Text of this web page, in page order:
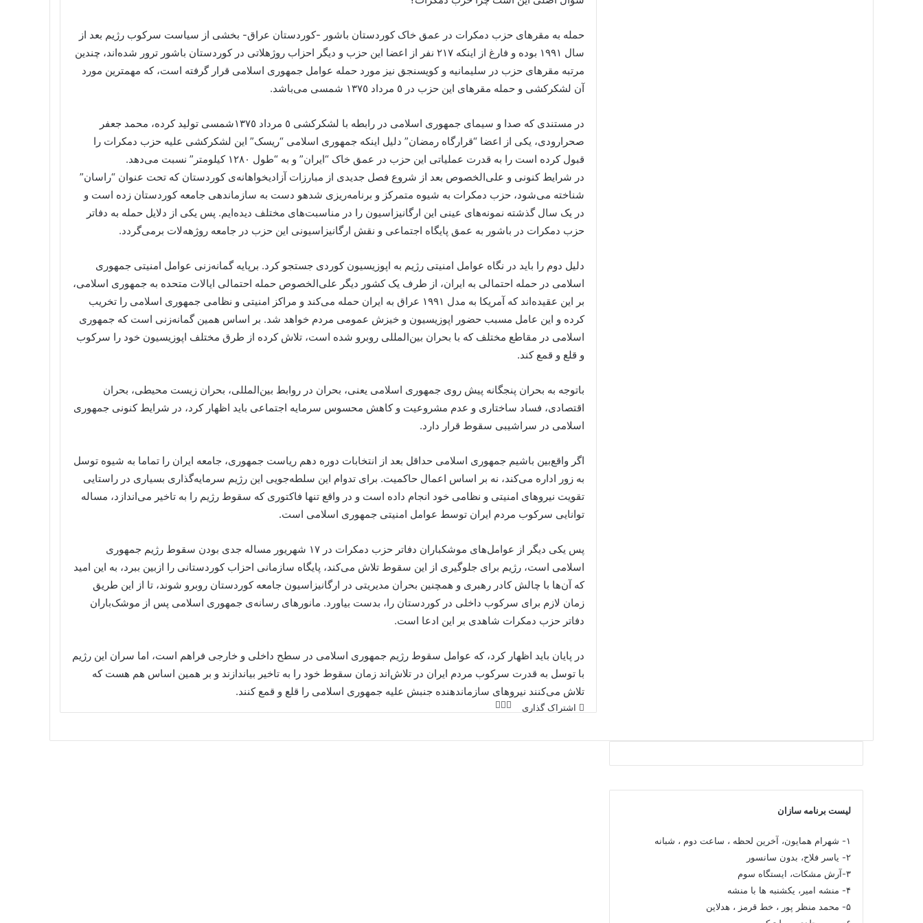
حمله به مقرهای حزب دمکرات در عمق خاک کوردستان باشور -کوردستان عراق- بخشی از سیاست سرکوب رژیم بعد از
سال ١٩٩١ بوده و فارغ از اینکه ٢١٧ نفر از اعضا این حزب و دیگر احزاب روژهلاتی در کوردستان باشور ترور شده‌اند، چندین
مرتبه مقرهای حزب در سلیمانیه و کویسنجق نیز مورد حمله عوامل جمهوری اسلامی قرار گرفته است، که مهمترین مورد
آن لشکرکشی و حمله مقرهای این حزب در ٥ مرداد ١٣٧٥ شمسی می‌باشد.
در مستندی که صدا و سیمای جمهوری اسلامی در رابطه با لشکرکشی ٥ مرداد ١٣٧٥شمسی تولید کرده، محمد جعفر
صحرارودی، یکی از اعضا “قرارگاه رمضان” دلیل اینکه جمهوری اسلامی “ریسک” این لشکرکشی علیه حزب دمکرات را
قبول کرده است را به قدرت عملیاتی این حزب در عمق خاک “ایران” و به “طول ١٢٨٠ کیلومتر” نسبت می‌دهد.
در شرایط کنونی و علی‌الخصوص بعد از شروع فصل جدیدی از مبارزات آزادیخواهانه‌ی کوردستان که تحت عنوان “راسان”
شناخته می‌شود، حزب دمکرات به شیوه متمرکز و برنامه‌ریزی شدهو دست به سازماندهی جامعه کوردستان زده است و
در یک سال گذشته نمونه‌های عینی این ارگانیزاسیون را در مناسبت‌های مختلف دیده‌ایم. پس یکی از دلایل حمله به دفاتر
حزب دمکرات در باشور به عمق پایگاه اجتماعی و نقش ارگانیزاسیونی این حزب در جامعه روژهه‌لات برمی‌گردد.
دلیل دوم را باید در نگاه عوامل امنیتی رژیم به اپوزیسیون کوردی جستجو کرد. برپایه گمانه‌زنی‌ عوامل امنیتی جمهوری
اسلامی در حمله احتمالی به ایران، از طرف یک کشور دیگر علی‌الخصوص حمله احتمالی ایالات متحده به جمهوری اسلامی،
بر این عقیده‌اند که آمریکا به مدل ١٩٩١ عراق به ایران حمله می‌کند و مراکز امنیتی و نظامی جمهوری اسلامی را تخریب
کرده و این عامل مسبب حضور اپوزیسیون و خیزش عمومی مردم خواهد شد. بر اساس همین گمانه‌زنی است که جمهوری
اسلامی در مقاطع مختلف که با بحران بین‌المللی روبرو شده است، تلاش کرده از طرق مختلف اپوزیسیون خود را سرکوب
و قلع و قمع کند.
باتوجه به بحران پنجگانه پیش روی جمهوری اسلامی یعنی، بحران در روابط بین‌المللی، بحران زیست محیطی، بحران
اقتصادی، فساد ساختاری و عدم مشروعیت و کاهش محسوس سرمایه اجتماعی باید اظهار کرد، در شرایط کنونی جمهوری
اسلامی در سراشیبی سقوط قرار دارد.
اگر واقع‌بین باشیم جمهوری اسلامی حداقل بعد از انتخابات دوره دهم ریاست جمهوری، جامعه ایران را تماما به شیوه توسل
به زور اداره می‌کند، نه بر اساس اعمال حاکمیت. برای تدوام این سلطه‌جویی این رژیم سرمایه‌گذاری بسیاری در راستایی
تقویت نیروهای امنیتی و نظامی خود انجام داده است و در واقع تنها فاکتوری که سقوط رژیم را به تاخیر می‌اندازد، مساله
توانایی سرکوب مردم ایران توسط عوامل امنیتی جمهوری اسلامی است.
پس یکی دیگر از عوامل‌های موشکباران دفاتر حزب دمکرات در ١٧ شهریور مساله جدی بودن سقوط رژیم جمهوری
اسلامی است، رژیم برای جلوگیری از این سقوط تلاش می‌کند، پایگاه سازمانی احزاب کوردستانی را ازبین ببرد، به این امید
که آن‌ها با چالش کادر رهبری و همچنین بحران مدیریتی در ارگانیزاسیون جامعه کوردستان روبرو شوند، تا از این طریق
زمان لازم برای سرکوب داخلی در کوردستان را، بدست بیاورد. مانورهای رسانه‌ی جمهوری اسلامی پس از موشک‌باران
دفاتر حزب دمکرات شاهدی بر این ادعا است.
در پایان باید اظهار کرد، که عوامل سقوط رژیم جمهوری اسلامی در سطح داخلی و خارجی فراهم است، اما سران این رژیم
با توسل به قدرت سرکوب مردم ایران در تلاش‌اند زمان سقوط خود را به تاخیر بیاندازند و بر همین اساس هم هست که
تلاش می‌کنند نیروهای سازماندهنده جنبش علیه جمهوری اسلامی را قلع و قمع کنند.
اشتراک گذاری
لیست برنامه سازان
۱- شهرام همایون، آخرین لحظه ، ساعت دوم ، شبانه
۲- یاسر فلاح، بدون سانسور
۳-آرش مشکات، ایستگاه سوم
۴- منشه امیر، یکشنبه ها با منشه
۵- محمد منظر پور ، خط قرمز ، هدلاین